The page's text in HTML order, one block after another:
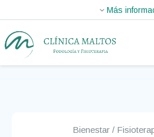
Bienestar /